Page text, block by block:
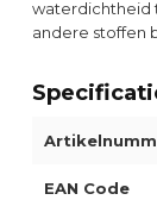
waterdichtheid
andere stoffen
EAN Code